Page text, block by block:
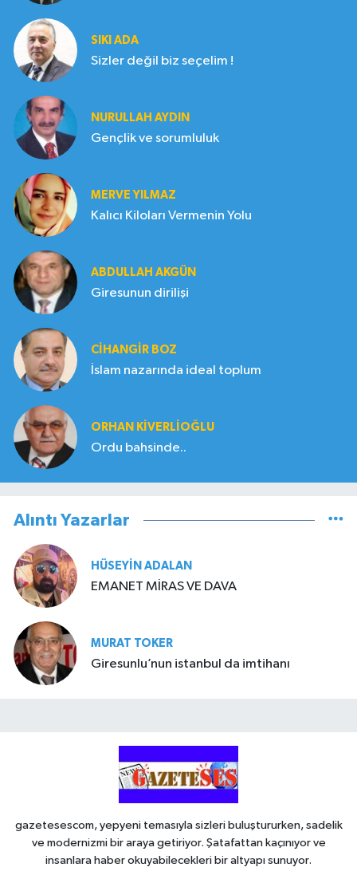
SIKI ADA
Sizler değil biz seçelim !
NURULLAH AYDIN
Gençlik ve sorumluluk
MERVE YILMAZ
Kalıcı Kiloları Vermenin Yolu
ABDULLAH AKGÜN
Giresunun dirilişi
CIHANGIR BOZ
İslam nazarında ideal toplum
ORHAN KIVERLIOĞLU
Ordu bahsinde..
Alıntı Yazarlar
HÜSEYIN ADALAN
EMANET MİRAS VE DAVA
MURAT TOKER
Giresunlu’nun istanbul da imtihanı
gazetesescom, yepyeni temasıyla sizleri buluştururken, sadelik
ve modernizmi bir araya getiriyor. Şatafattan kaçınıyor ve
insanlara haber okuyabilecekleri bir altyapı sunuyor.